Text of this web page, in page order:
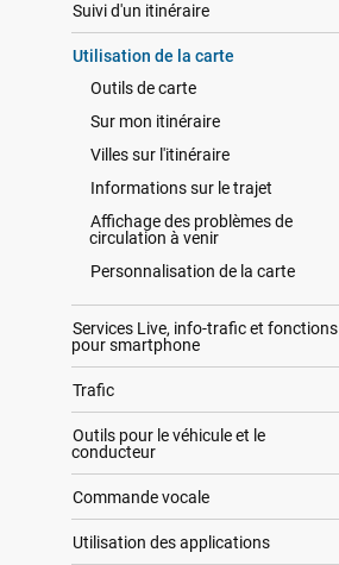
Suivi d'un itinéraire
Utilisation de la carte
Outils de carte
Sur mon itinéraire
Villes sur l'itinéraire
Informations sur le trajet
Affichage des problèmes de
circulation à venir
Personnalisation de la carte
Services Live, info-trafic et fonctions
pour smartphone
Trafic
Outils pour le véhicule et le
conducteur
Commande vocale
Utilisation des applications